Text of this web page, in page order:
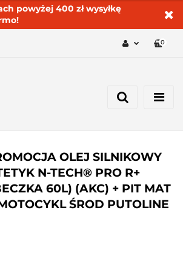
powyżej 400 zł wysyłkę
Dodaj zgłoszenie
0
OLEJ SILNIKOWY
N-TECH® PRO R+
60L) (AKC) + PIT MAT
ŚROD PUTOLINE